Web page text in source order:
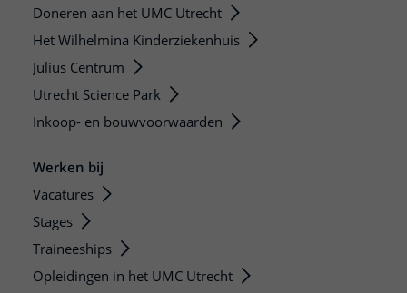
Doneren aan het UMC Utrecht
Het Wilhelmina Kinderziekenhuis
Julius Centrum
Utrecht Science Park
Inkoop- en bouwvoorwaarden
Werken bij
Vacatures
Stages
Traineeships
Opleidingen in het UMC Utrecht